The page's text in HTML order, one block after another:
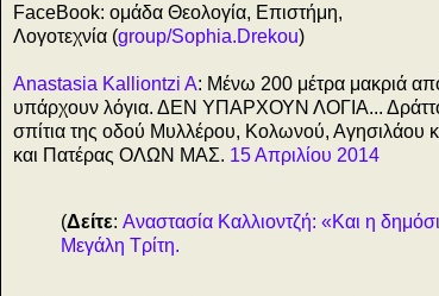
FaceBook: ομάδα Θεολογία, Επιστήμη,
Λογοτεχνία (group/Sophia.Drekou)
Anastasia Kalliontzi A: Μένω 200 μέτρα μακριά
υπάρχουν λόγια. ΔΕΝ ΥΠΑΡΧΟΥΝ ΛΟΓΙΑ...
σπίτια της οδού Μυλλέρου, Κολωνού, Αγησιλάου
και Πατέρας ΟΛΩΝ ΜΑΣ. 15 Απριλίου 2014
(Δείτε: Αναστασία Καλλιοντζή: «Και η
Μεγάλη Τρίτη.